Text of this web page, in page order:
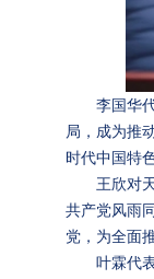
李国华
局，成为推
时代中国特
王欣对
共产党风雨
党，为全面
叶霖代